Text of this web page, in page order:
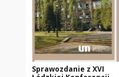
Sprawozdanie z XVI